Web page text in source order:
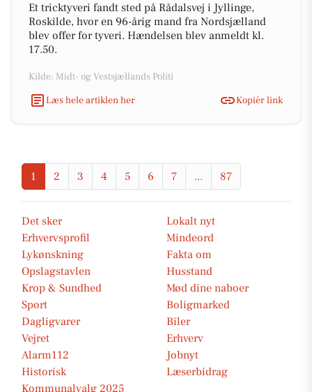
Et tricktyveri fandt sted på Rådalsvej i Jyllinge,
Roskilde, hvor en 96-årig mand fra Nordsjælland
blev offer for tyveri. Hændelsen blev anmeldt kl.
17.50.
Kilde: Midt- og Vestsjællands Politi
Læs hele artiklen her
Kopiér link
1 2 3 4 5 6 7 ... 87
Det sker
Lokalt nyt
Erhvervsprofil
Mindeord
Lykønskning
Fakta om
Opslagstavlen
Husstand
Krop & Sundhed
Mød dine naboer
Sport
Boligmarked
Dagligvarer
Biler
Vejret
Erhverv
Alarm112
Jobnyt
Historisk
Læserbidrag
Kommunalvalg 2025